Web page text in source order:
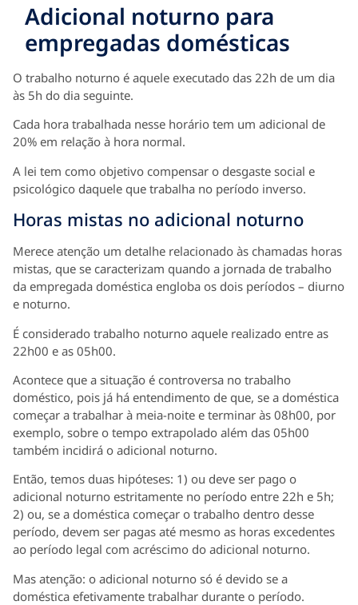
Adicional noturno para
empregadas domésticas
O trabalho noturno é aquele executado das 22h de um dia
às 5h do dia seguinte.
Cada hora trabalhada nesse horário tem um adicional de
20% em relação à hora normal.
A lei tem como objetivo compensar o desgaste social e
psicológico daquele que trabalha no período inverso.
Horas mistas no adicional noturno
Merece atenção um detalhe relacionado às chamadas horas
mistas, que se caracterizam quando a jornada de trabalho
da empregada doméstica engloba os dois períodos – diurno
e noturno.
É considerado trabalho noturno aquele realizado entre as
22h00 e as 05h00.
Acontece que a situação é controversa no trabalho
doméstico, pois já há entendimento de que, se a doméstica
começar a trabalhar à meia-noite e terminar às 08h00, por
exemplo, sobre o tempo extrapolado além das 05h00
também incidirá o adicional noturno.
Então, temos duas hipóteses: 1) ou deve ser pago o
adicional noturno estritamente no período entre 22h e 5h;
2) ou, se a doméstica começar o trabalho dentro desse
período, devem ser pagas até mesmo as horas excedentes
ao período legal com acréscimo do adicional noturno.
Mas atenção: o adicional noturno só é devido se a
doméstica efetivamente trabalhar durante o período.